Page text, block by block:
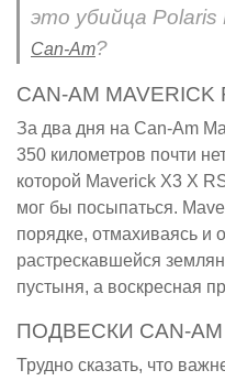
это убийца
Can-Am?
CAN-AM MAVERICK
За два дня на Can-Am
350 километров почти
которой Maverick X3 X
мог бы посыпаться.
порядке, отмахиваясь и
растрескавшейся
пустыня, а воскресная
ПОДВЕСКИ CAN-AM
Трудно сказать, что